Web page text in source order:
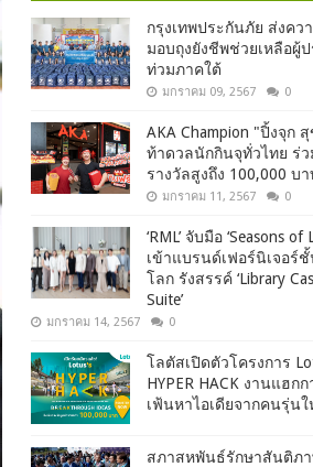
กรุงเทพประกันภัย ส่งคว
มอบถุงยังชีพช่วยเหลือผู้
ท่วมภาคใต้
มกราคม 09, 2567 0
AKA Champion "ปิ้งจุก
ท้าดวลนักกินจุทั่วไทย ร่ว
รางวัลสูงถึง 100,000 บ
มกราคม 11, 2567 0
‘RML’ จับมือ ‘Seasons of
เข้าแบรนด์เฟอร์นิเจอร์
โลก รังสรรค์ ‘Library
Suite’
มกราคม 14, 2567 0
โลตัสเปิดตัวโครงการ
HYPER HACK งานแฮก
เฟ้นหาไอเดียจากคนรุ่นใ
สภาสหพันธ์รักษาสันติภา